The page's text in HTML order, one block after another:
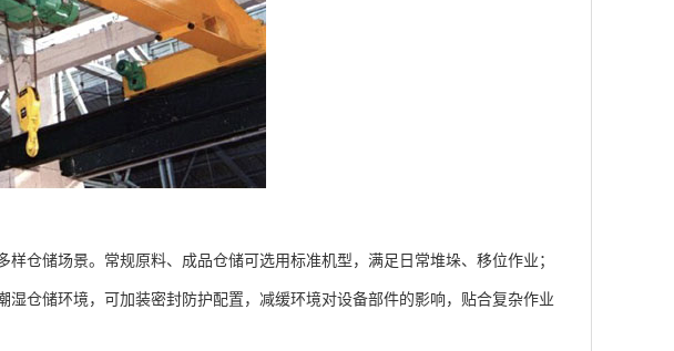
储场景。常规原料、成品仓储可选用标准机型，满足日常堆垛、移位作业；
仓储环境，可加装密封防护配置，减缓环境对设备部件的影响，贴合复杂作业